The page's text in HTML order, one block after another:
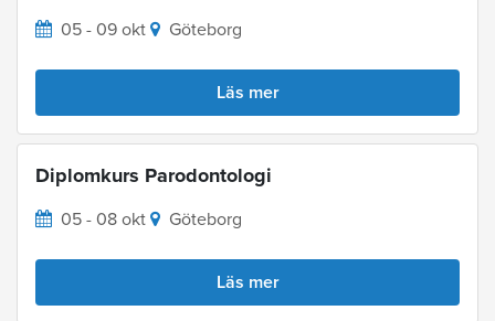
05 - 09 okt Göteborg
Läs mer
Diplomkurs Parodontologi
05 - 08 okt Göteborg
Läs mer